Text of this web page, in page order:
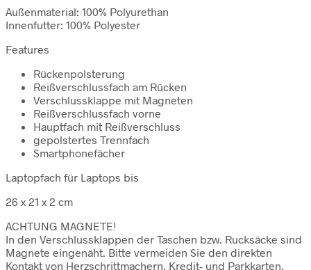
Außenmaterial: 100% Polyurethan
Innenfutter: 100% Polyester
Features
Rückenpolsterung
Reißverschlussfach am Rücken
Verschlussklappe mit Magneten
Reißverschlussfach vorne
Hauptfach mit Reißverschluss
gepolstertes Trennfach
Smartphonefächer
Laptopfach für Laptops bis
26 x 21 x 2 cm
ACHTUNG MAGNETE!
In den Verschlussklappen der Taschen bzw. Rucksäcke sind
Magnete eingenäht. Bitte vermeiden Sie den direkten
Kontakt von Herzschrittmachern, Kredit- und Parkkarten,